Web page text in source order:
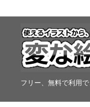
フリー、無料で利用